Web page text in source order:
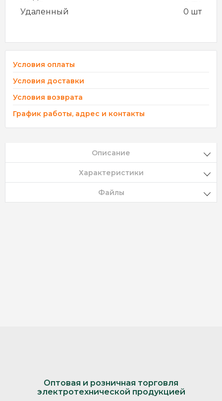
Удаленный
0 шт
Условия оплаты
Условия доставки
Условия возврата
График работы, адрес и контакты
Описание
Характеристики
Файлы
Оптовая и розничная торговля
электротехнической продукцией